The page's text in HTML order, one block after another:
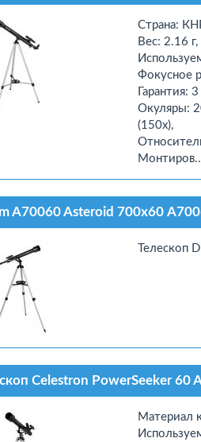
Страна:
Вес: 2.16 г,
Фокусное
Гарантия:
Окуляры:
(150x),
A70060 Asteroid 700х60
Телескоп
Celestron PowerSeeker 60
Материал